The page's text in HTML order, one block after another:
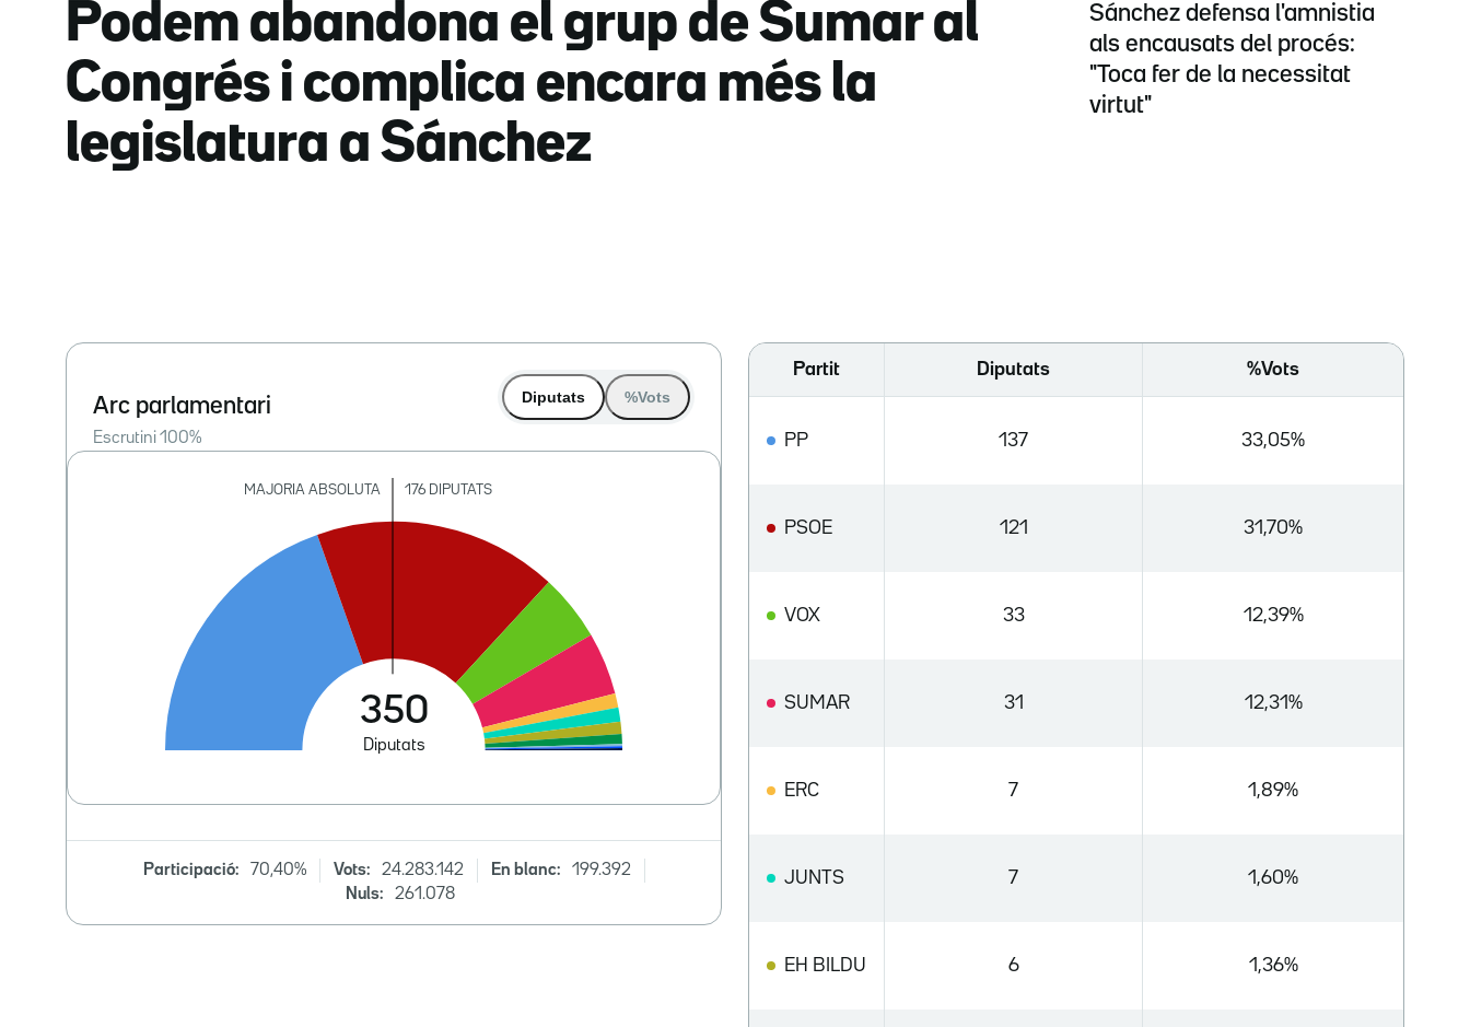
Podem abandona el grup de Sumar al
Congrés i complica encara més la
legislatura a Sánchez
Sánchez defensa l'amnistia
als encausats del procés:
"Toca fer de la necessitat
virtut"
Arc parlamentari
Escrutini 100%
Diputats %Vots
Participació: 70,40% Vots: 24.283.142 En blanc:
199.392
Nuls:
261.078
Partit Diputats %Vots
PP 137 33,05%
PSOE 121 31,70%
VOX 33 12,39%
SUMAR 31 12,31%
ERC 7 1,89%
JUNTS 7 1,60%
EH BILDU 6 1,36%